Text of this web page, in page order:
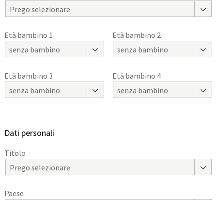
Prego selezionare
Età bambino 1
senza bambino
Età bambino 2
senza bambino
Età bambino 3
senza bambino
Età bambino 4
senza bambino
Dati personali
Titolo
Prego selezionare
Paese